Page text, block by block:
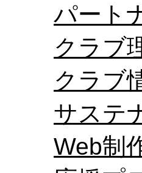
パート
クラブ
クラブ
サステ
Web制